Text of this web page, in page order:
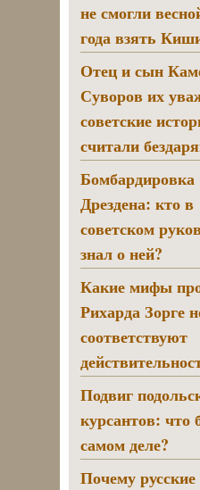
не смогли
года взять
Отец и сын
Суворов их
советские
считали
Бомбардировка
Дрездена: кто в
советском
знал о ней?
Какие мифы
Рихарда Зорге
соответствуют
Подвиг
курсантов: что
самом деле?
Почему русские